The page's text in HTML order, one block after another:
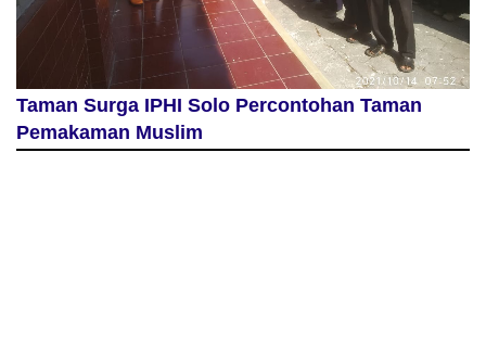
Taman Surga IPHI Solo Percontohan Taman
Pemakaman Muslim